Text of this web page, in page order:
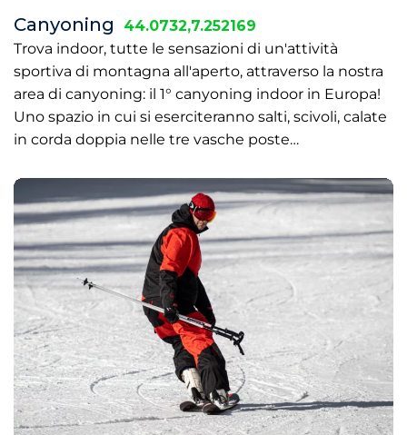
Canyoning
44.0732,7.252169
Trova indoor, tutte le sensazioni di un'attività
sportiva di montagna all'aperto, attraverso la nostra
area di canyoning: il 1° canyoning indoor in Europa!
Uno spazio in cui si eserciteranno salti, scivoli, calate
in corda doppia nelle tre vasche poste…